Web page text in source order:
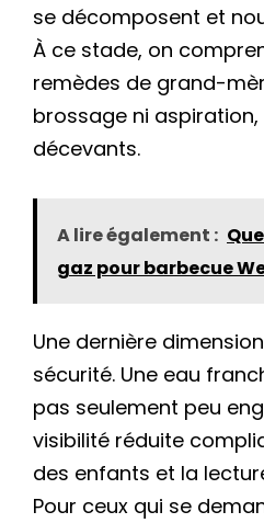
se décomposent et
À ce stade, on
remèdes de grand-
brossage ni
décevants.
A lire également :
gaz pour barbecue
Une dernière
sécurité. Une eau
pas seulement peu
visibilité réduite
des enfants et la
Pour ceux qui se